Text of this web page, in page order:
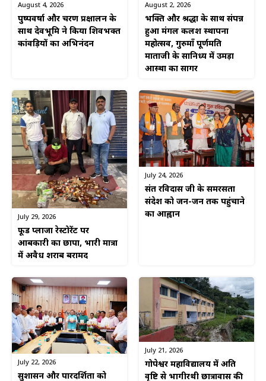
August 4, 2026
पुष्पवर्षा और चरण प्रक्षालन के
साथ देवभूमि ने किया शिवभक्त
कांवड़ियों का अभिनंदन
August 2, 2026
भक्ति और श्रद्धा के साथ संपन्न
हुआ मंगल कलश स्थापना
महोत्सव, गुरुमाँ पूर्णमति
माताजी के सानिध्य में उमड़ा
आस्था का सागर
July 29, 2026
फूड प्लाजा रेस्टोरेंट पर
आबकारी का छापा, भारी मात्रा
में अवैध शराब बरामद
July 24, 2026
संत रविदास जी के समरसता
संदेश को जन-जन तक पहुंचाने
का आह्वान
July 22, 2026
सुशासन और पारदर्शिता को
July 21, 2026
गोपेश्वर महाविद्यालय में अति
वृष्टि से भागीरथी छात्रावास की